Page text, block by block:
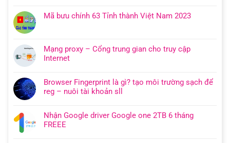
Mã bưu chính 63 Tỉnh thành Việt Nam 2023
Mạng proxy – Cổng trung gian cho truy cập
Internet
Browser Fingerprint là gì? tạo môi trường sạch để
reg – nuôi tài khoản sll
Nhận Google driver Google one 2TB 6 tháng
FREEE